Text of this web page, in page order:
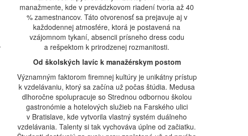
manažmente, kde v prevádzkovom riadení tvoria až 40
% zamestnancov. Táto otvorenosť sa prejavuje aj v
každodennej atmosfére, ktorá je postavená na
vzájomnom tykaní, absencii prísneho dress codu
a rešpektom k prirodzenej rozmanitosti.
Od školských lavíc k manažérskym postom
Významným faktorom firemnej kultúry je unikátny prístup
k vzdelávaniu, ktorý sa začína už počas štúdia. Medusa
dlhoročne spolupracuje so Strednou odbornou školou
gastronómie a hotelových služieb na Farského ulici
v Bratislave, kde vytvorila vlastný systém duálneho
vzdelávania. Talenty si tak vychováva úplne od začiatku.